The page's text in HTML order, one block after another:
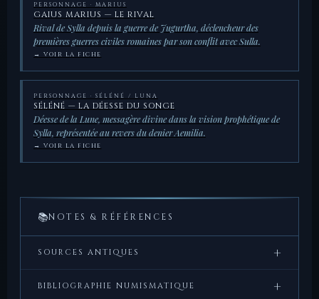
PERSONNAGE · MARIUS
GAIUS MARIUS — LE RIVAL
Rival de Sylla depuis la guerre de Jugurtha, déclencheur des
premières guerres civiles romaines par son conflit avec Sulla.
→ VOIR LA FICHE
PERSONNAGE · SÉLÉNÉ / LUNA
SÉLÉNÉ — LA DÉESSE DU SONGE
Déesse de la Lune, messagère divine dans la vision prophétique de
Sylla, représentée au revers du denier Aemilia.
→ VOIR LA FICHE
📚NOTES & RÉFÉRENCES
SOURCES ANTIQUES +
Plutarque,Vies parallèles,Vie de Sylla
BIBLIOGRAPHIE NUMISMATIQUE +